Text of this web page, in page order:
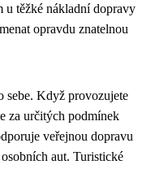
u těžké nákladní dopravy
opravdu znatelnou
sebe. Když provozujete
za určitých podmínek
veřejnou dopravu
aut. Turistické